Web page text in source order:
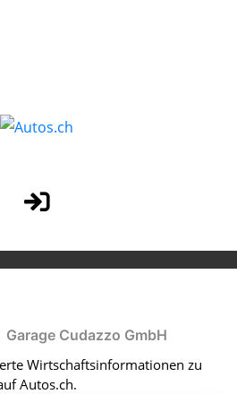
Garage Cudazzo GmbH
Wirtschaftsinformationen zu
Autos.ch.